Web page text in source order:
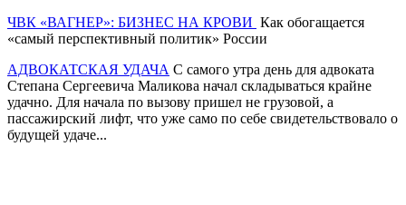
ЧВК «ВАГНЕР»: БИЗНЕС НА КРОВИ Как обогащается
«самый перспективный политик» России
АДВОКАТСКАЯ УДАЧА С самого утра день для адвоката
Степана Сергеевича Маликова начал складываться крайне
удачно. Для начала по вызову пришел не грузовой, а
пассажирский лифт, что уже само по себе свидетельствовало о
будущей удаче...